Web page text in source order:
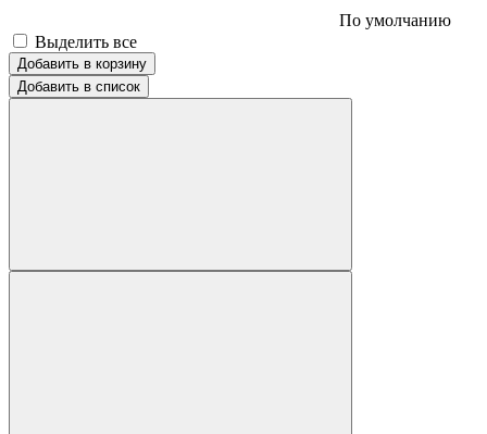
По умолчанию
Выделить все
Добавить в корзину
Добавить в список